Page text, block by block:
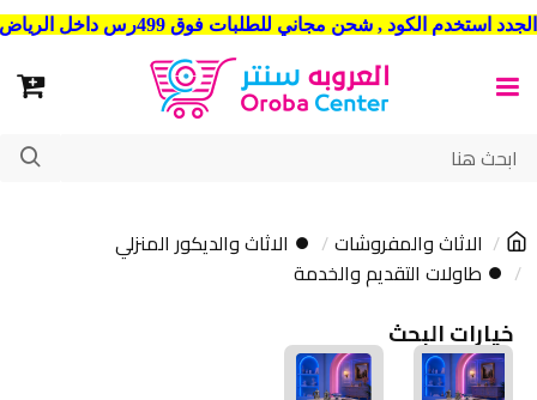
شحن مجاني للطلبات فوق 499رس داخل الرياض . وشحن الي جميع مدن المملكة العربية السعودية
الاثاث والمفروشات
⏺ الاثاث والديكور المنزلي
⏺ طاولات التقديم والخدمة
خيارات البحث